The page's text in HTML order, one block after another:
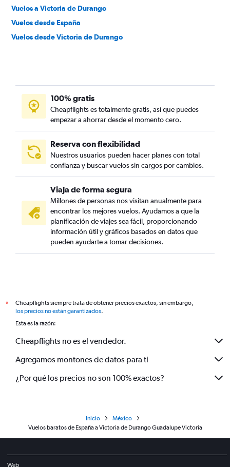
Vuelos a Victoria de Durango
Vuelos desde España
Vuelos desde Victoria de Durango
100% gratis
Cheapflights es totalmente gratis, así que puedes
empezar a ahorrar desde el momento cero.
Reserva con flexibilidad
Nuestros usuarios pueden hacer planes con total
confianza y buscar vuelos sin cargos por cambios.
Viaja de forma segura
Millones de personas nos visitan anualmente para
encontrar los mejores vuelos. Ayudamos a que la
planificación de viajes sea fácil, proporcionando
información útil y gráficos basados en datos que
pueden ayudarte a tomar decisiones.
*
Cheapflights siempre trata de obtener precios exactos, sin embargo,
los precios no están garantizados.
Esta es la razón:
Cheapflights no es el vendedor.
Agregamos montones de datos para ti
¿Por qué los precios no son 100% exactos?
Inicio
México
Vuelos baratos de España a Victoria de Durango Guadalupe Victoria
Web